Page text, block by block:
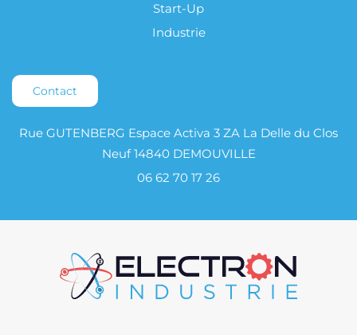
Start-Up
Industrie
Contact
Rue GUTENBERG Espace Activa 3 ZA La Delle du Clos
Neuf 14840 DEMOUVILLE
06 62 70 17 26